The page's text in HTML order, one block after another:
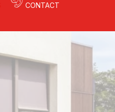
CONTACT